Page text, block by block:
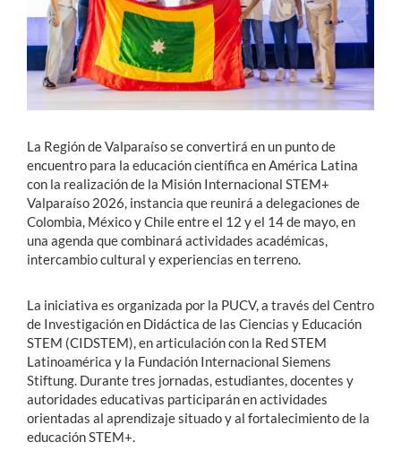
English
La Región de Valparaíso se convertirá en un punto de
encuentro para la educación científica en América Latina
con la realización de la Misión Internacional STEM+
Valparaíso 2026, instancia que reunirá a delegaciones de
Colombia, México y Chile entre el 12 y el 14 de mayo, en
una agenda que combinará actividades académicas,
intercambio cultural y experiencias en terreno.
La iniciativa es organizada por la PUCV, a través del Centro
de Investigación en Didáctica de las Ciencias y Educación
STEM (CIDSTEM), en articulación con la Red STEM
Latinoamérica y la Fundación Internacional Siemens
Stiftung. Durante tres jornadas, estudiantes, docentes y
autoridades educativas participarán en actividades
orientadas al aprendizaje situado y al fortalecimiento de la
educación STEM+.